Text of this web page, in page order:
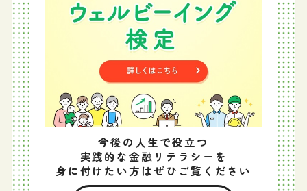
今後の人生で役立つ
実践的な金融リテラシーを
身に付けたい方はぜひご覧ください